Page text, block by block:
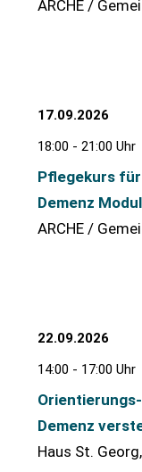
ARCHE /
17.09.2026
18:00 - 21:00 Uhr
Pflegekurs
Demenz
ARCHE /
22.09.2026
14:00 - 17:00 Uhr
Demenz
Haus St.